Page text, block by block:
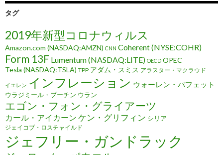
タグ
2019年新型コロナウィルス
Amazon.com (NASDAQ:AMZN) CNN Coherent (NYSE:COHR)
Form 13F Lumentum (NASDAQ:LITE) OECD OPEC
Tesla (NASDAQ:TSLA) TPP アダム・スミス アラスター・マクラウド
イエレン インフレーション ウォーレン・バフェット
ウラジミール・プーチン ウラン
エゴン・フォン・グライアーツ
カール・アイカーン ケン・グリフィン シリア
ジェイコブ・ロスチャイルド
ジェフリー・ガンドラック